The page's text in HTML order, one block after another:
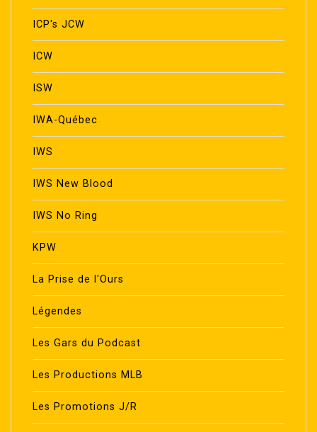
ICP's JCW
ICW
ISW
IWA-Québec
IWS
IWS New Blood
IWS No Ring
KPW
La Prise de l'Ours
Légendes
Les Gars du Podcast
Les Productions MLB
Les Promotions J/R